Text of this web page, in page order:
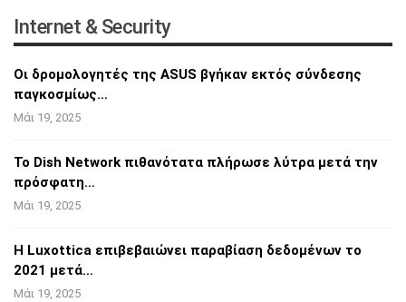
Internet & Security
Οι δρομολογητές της ASUS βγήκαν εκτός σύνδεσης
παγκοσμίως…
Μάι 19, 2025
Το Dish Network πιθανότατα πλήρωσε λύτρα μετά την
πρόσφατη…
Μάι 19, 2025
Η Luxottica επιβεβαιώνει παραβίαση δεδομένων το
2021 μετά…
Μάι 19, 2025